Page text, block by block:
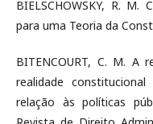
BIELSCHOWSKY, R.
para uma Teoria da
BITENCOURT, C. M. A
realidade
relação às políticas